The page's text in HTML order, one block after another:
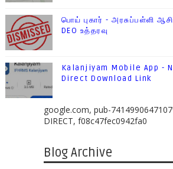
பொய் புகார் - அரசுப்பள்ளி
DEO உத்தரவு
Kalanjiyam Mobile App -
Direct Download Link
google.com, pub-
DIRECT, f08c47fec0942fa0
Blog Archive